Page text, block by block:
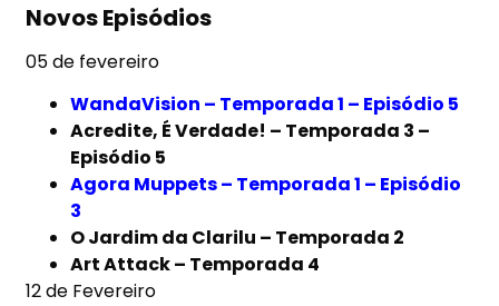
Novos Episódios
05 de fevereiro
WandaVision – Temporada 1 – Episódio 5
Acredite, É Verdade! – Temporada 3 –
Episódio 5
Agora Muppets – Temporada 1 – Episódio
3
O Jardim da Clarilu – Temporada 2
Art Attack – Temporada 4
12 de Fevereiro